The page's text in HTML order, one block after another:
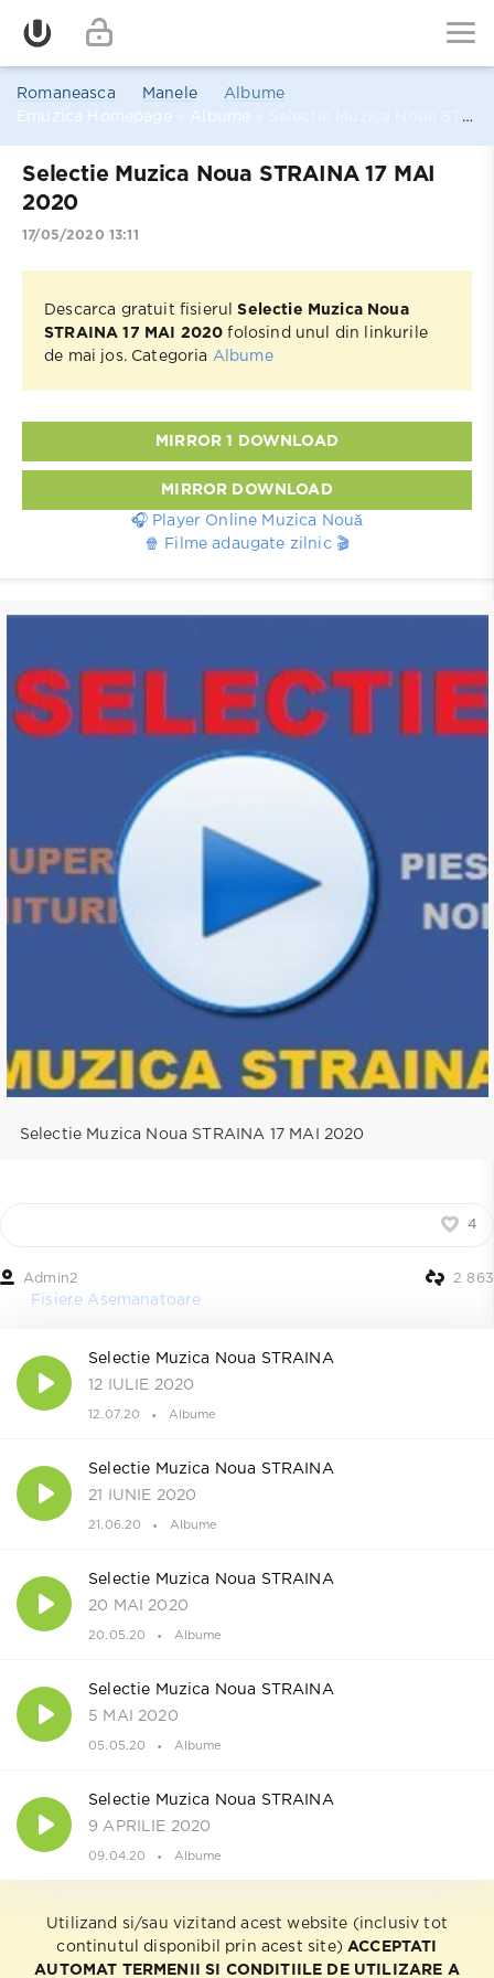
Romaneasca Manele
Albume
Emuzica Homepage
Albume
Selectie Muzica Noua STRAINA 17 MAI
2020
17/05/2020 13:11
Descarca gratuit fisierulSelectie Muzica Noua
STRAINA 17 MAI 2020 folosind unul din linkurile
de mai jos. Categoria Albume
MIRROR 1 DOWNLOAD
MIRROR DOWNLOAD
🎧 Player Online Muzica Nouă
🍿 Filme adaugate zilnic 🎬
Selectie Muzica Noua STRAINA 17 MAI 2020
4
Admin2 2 863
Fisiere Asemanatoare
Selectie Muzica Noua STRAINA
12 IULIE 2020
12.07.20 Albume
Selectie Muzica Noua STRAINA
21 IUNIE 2020
21.06.20 Albume
Selectie Muzica Noua STRAINA
20 MAI 2020
20.05.20 Albume
Selectie Muzica Noua STRAINA
5 MAI 2020
05.05.20 Albume
Selectie Muzica Noua STRAINA
9 APRILIE 2020
09.04.20 Albume
Utilizand si/sau vizitand acest website (inclusiv tot
continutul disponibil prin acest site) ACCEPTATI
AUTOMAT TERMENII SI CONDITIILE DE UTILIZARE A